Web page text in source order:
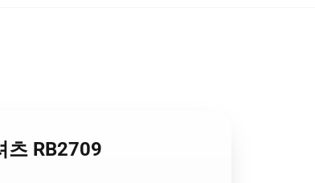
츠 RB2709